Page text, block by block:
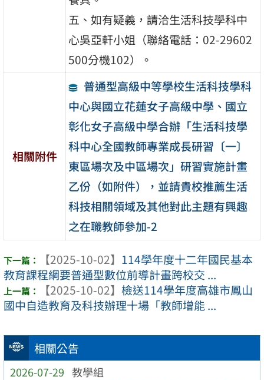
相關公告
2026-07-29 教學組
五、如有疑義，請洽生活科技學科中
心吳亞軒小姐（聯絡電話：02-29602
500分機102）。
相關附件
普通型高級中等學校生活科技學科
中心與國立花蓮女子高級中學、國立
彰化女子高級中學合辦「生活科技學
科中心全國教師專業成長研習〔一〕
東區場次及中區場次」研習實施計畫
乙份（如附件），並請貴校推薦生活
科技相關領域及其他對此主題有興趣
之在職教師參加-2
【2025-10-02】 114學年度十二年國民基本
教育課程綱要普通型數位前導計畫跨校交 ...
【2025-10-02】 檢送114學年度高雄市鳳山
國中自造教育及科技辦理十場「教師增能 ...